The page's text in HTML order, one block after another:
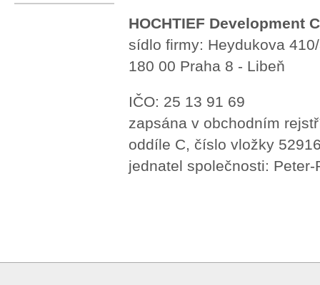
HOCHTIEF Development
sídlo firmy: Heydukova
180 00 Praha 8 - Libeň
IČO: 25 13 91 69
zapsána v obchodním
oddíle C, číslo vložky
jednatel společnosti: Peter-